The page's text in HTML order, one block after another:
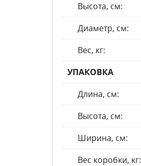
Высота, см:
Диаметр, см:
Вес, кг:
УПАКОВКА
Длина, см:
Высота, см:
Ширина, см:
Вес коробки, кг: